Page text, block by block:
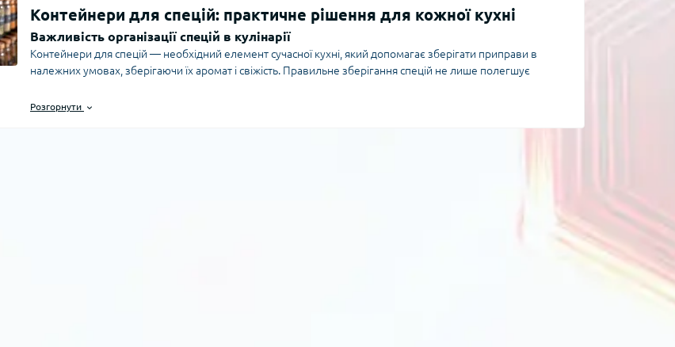
Контейнери для спецій: практичне рішення для кожної кухні
Важливість організації спецій в кулінарії
Контейнери для спецій — необхідний елемент сучасної кухні, який допомагає зберігати приправи в
належних умовах, зберігаючи їх аромат і свіжість. Правильне зберігання спецій не лише полегшує
Сьогодні на ринку представлено безліч ємностей різного місткості, матеріалів та форм, щоб максимально
Розгорнути